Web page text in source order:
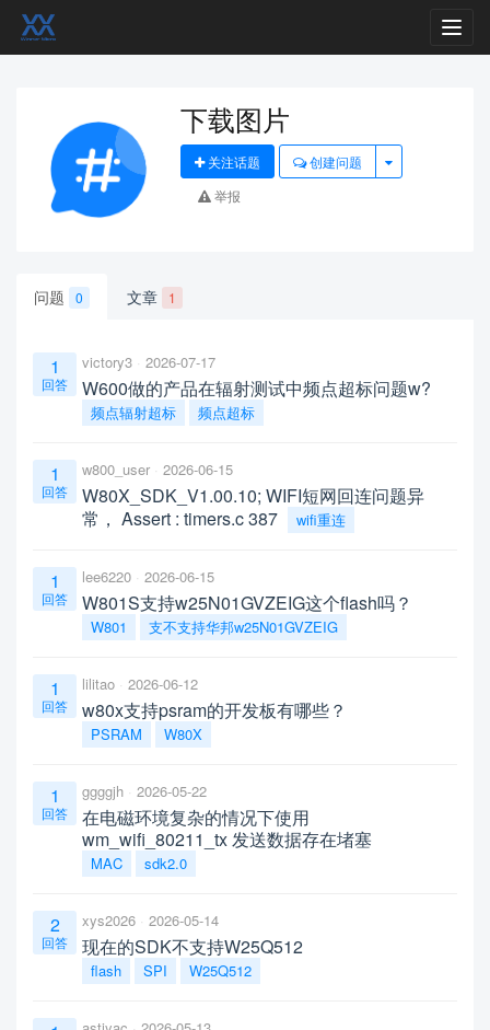
下载图片
关注话题
创建问题
举报
问题 0 文章 1
1
回答
victory3 2026-07-17
W600做的产品在辐射测试中频点超标问题w?
频点辐射超标 频点超标
1
回答
w800_user 2026-06-15
W80X_SDK_V1.00.10; WIFI短网回连问题异
常， Assert : timers.c 387
wifi重连
1
回答
lee6220 2026-06-15
W801S支持w25N01GVZEIG这个flash吗？
W801 支不支持华邦w25N01GVZEIG
1
回答
lilitao 2026-06-12
w80x支持psram的开发板有哪些？
PSRAM W80X
1
回答
ggggjh 2026-05-22
在电磁环境复杂的情况下使用
wm_wifi_80211_tx 发送数据存在堵塞
MAC sdk2.0
2
回答
xys2026 2026-05-14
现在的SDK不支持W25Q512
flash SPI W25Q512